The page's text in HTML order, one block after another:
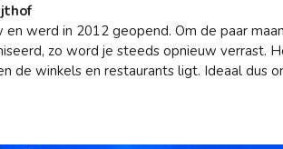
en werd in 2012 geopend. Om de paar
zo word je steeds opnieuw verrast.
de winkels en restaurants ligt. Ideaal dus